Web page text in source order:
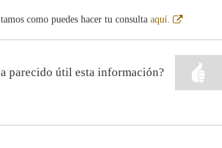
como puedes hacer tu consulta aquí.
Abre
ventana
parecido útil esta información?